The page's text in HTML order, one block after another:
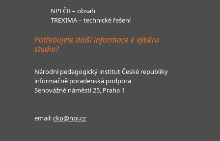
NPI ČR – obsah
TREXIMA – technické řešení
Potřebujete další informace k výběru
studia?
Národní pedagogický institut České republiky
informačně poradenská podpora
Senovážné náměstí 25, Praha 1
email:ckp@npi.cz